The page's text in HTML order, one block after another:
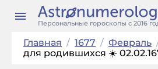
Персональные гороскопы с 2016
Главная / 1677 / Февраль
для родившихся ☀️